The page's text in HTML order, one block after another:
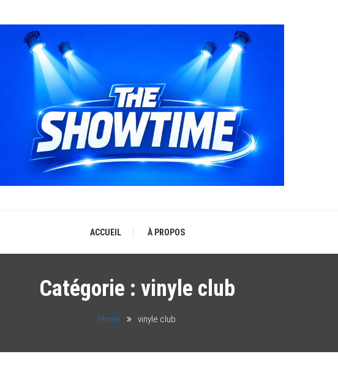
THE SHOWTIME
ACCUEIL À PROPOS
Catégorie : vinyle club
Home vinyle club